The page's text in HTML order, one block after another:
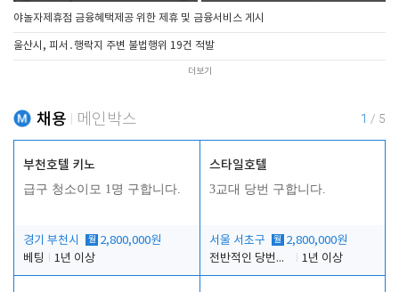
야놀자제휴점 금융혜택제공 위한 제휴 및 금융서비스 게시
울산시, 피서․행락지 주변 불법행위 19건 적발
더보기
채용 메인박스 1 / 5
부천호텔 키노
급구 청소이모 1명 구합니다.
경기 부천시 월 2,800,000원
베팅
1년 이상
스타일호텔
3교대 당번 구합니다.
서울 서초구 월 2,800,000원
전반적인 당번업무
1년 이상